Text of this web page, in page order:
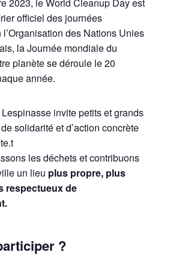
2023, le World Cleanup Day est
officiel des journées
des Nations Unies
la Journée mondiale du
planète se déroule le 20
année.
invite petits et grands
solidarité et d’action concrète
les déchets et contribuons
un lieu plus propre, plus
respectueux de
?